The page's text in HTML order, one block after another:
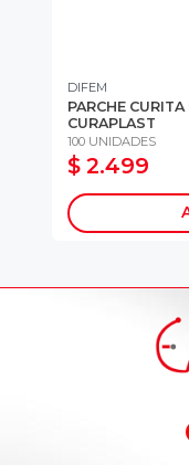
DIFEM
PARCHE
CURAPLAST
100 UNIDADES
$ 2.499